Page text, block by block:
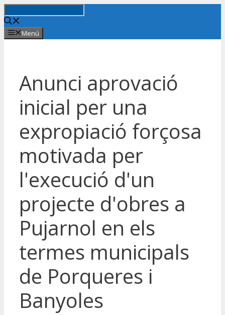
al
contenido
Menú
Anunci aprovació
inicial per una
expropiació forçosa
motivada per
l'execució d'un
projecte d'obres a
Pujarnol en els
termes municipals
de Porqueres i
Banyoles